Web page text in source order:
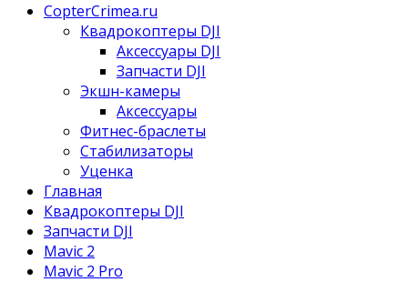
CopterCrimea.ru
Квадрокоптеры DJI
Аксессуары DJI
Запчасти DJI
Экшн-камеры
Аксессуары
Фитнес-браслеты
Стабилизаторы
Уценка
Главная
Квадрокоптеры DJI
Запчасти DJI
Mavic 2
Mavic 2 Pro